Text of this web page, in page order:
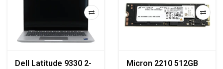
Dell Latitude 9330 2-
Micron 2210 512GB